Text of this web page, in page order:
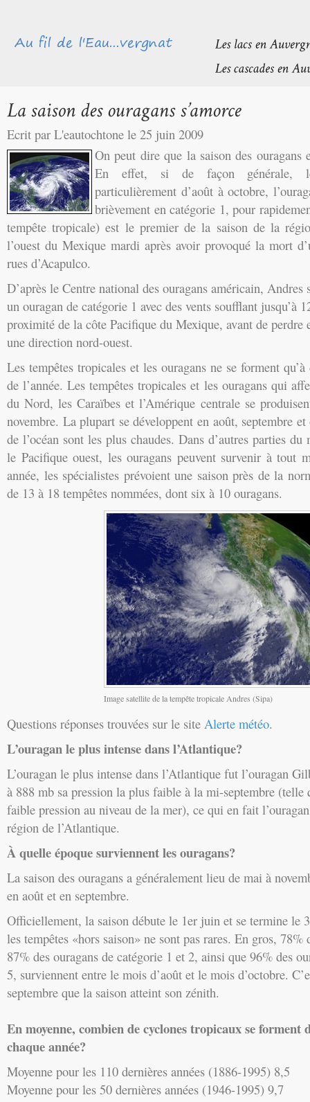
Ecrit par L'eautochtone le 25 juin 2009
On peut dire que la saison des ouragans
En effet, si de façon générale,
particulièrement d’août à octobre,
brièvement en catégorie 1, pour
tempête tropicale) est le premier de la saison de la
l’ouest du Mexique mardi après avoir provoqué la mort
rues d’Acapulco.
D’après le Centre national des ouragans américain, Andres
un ouragan de catégorie 1 avec des vents soufflant jusqu’à
proximité de la côte Pacifique du Mexique, avant de perdre
une direction nord-ouest.
Les tempêtes tropicales et les ouragans ne se forment
de l’année. Les tempêtes tropicales et les ouragans qui
du Nord, les Caraïbes et l’Amérique centrale se
novembre. La plupart se développent en août, septembre
de l’océan sont les plus chaudes. Dans d’autres parties du
le Pacifique ouest, les ouragans peuvent survenir à tout
année, les spécialistes prévoient une saison près de la
de 13 à 18 tempêtes nommées, dont six à 10 ouragans.
Image satellite de la tempête tropicale Andres (Sipa)
Questions réponses trouvées sur le site Alerte météo.
L’ouragan le plus intense dans l’Atlantique?
L’ouragan le plus intense dans l’Atlantique fut l’ouragan
à 888 mb sa pression la plus faible à la mi-septembre (telle
faible pression au niveau de la mer), ce qui en fait
région de l’Atlantique.
À quelle époque surviennent les ouragans?
La saison des ouragans a généralement lieu de mai à
en août et en septembre.
Officiellement, la saison débute le 1er juin et se termine le
les tempêtes «hors saison» ne sont pas rares. En gros,
87% des ouragans de catégorie 1 et 2, ainsi que 96% des
5, surviennent entre le mois d’août et le mois d’octobre.
septembre que la saison atteint son zénith.
En moyenne, combien de cyclones tropicaux se forment
chaque année?
Moyenne pour les 110 dernières années (1886-1995) 8,5
Moyenne pour les 50 dernières années (1946-1995) 9,7